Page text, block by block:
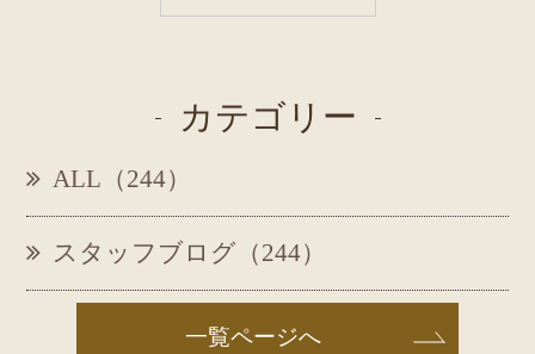
カテゴリー
ALL（244）
スタッフブログ（244）
一覧ページへ